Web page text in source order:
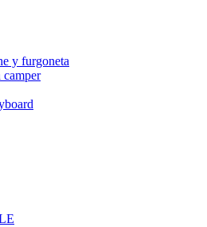
y furgoneta
camper